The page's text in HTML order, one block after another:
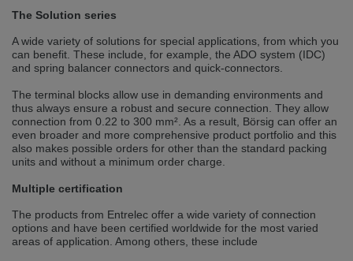
Přepněte na německou verzi
Wir haben erkannt, dass ihr Browser eine andere Sprache als die derzeit
angezeigte bevorzugt. Diese Webseite ist auch auf Deutsch verfügbar.
Zur deutschen Version wechseln Auf dieser Version bleiben
Váš prohlížeč se zdá být v jiném jazyce, než je právě používaný jazyk. Tato
stránka je k dispozici také v angličtině. Přejete si přepnout na anglickou
verzi?
Přepněte na anglickou verzi
We have detected, that your browser prefers another language than the
selected one. This website is also available in English. Would you like to
The Solution series
A wide variety of solutions for special applications, from which you
can benefit. These include, for example, the ADO system (IDC)
and spring balancer connectors and quick-connectors.
The terminal blocks allow use in demanding environments and
thus always ensure a robust and secure connection. They allow
connection from 0.22 to 300 mm². As a result, Börsig can offer an
even broader and more comprehensive product portfolio and this
also makes possible orders for other than the standard packing
units and without a minimum order charge.
Multiple certification
The products from Entrelec offer a wide variety of connection
options and have been certified worldwide for the most varied
areas of application. Among others, these include